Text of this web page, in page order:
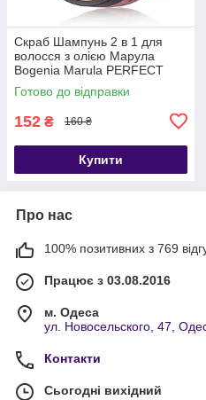
Скраб Шампунь 2 в 1 для
волосся з олією Марула
Bogenia Marula PERFECT
CLEAN 2-IN-1 SCALP SCRUB
+ SHAMPOO BG403
Готово до відправки
152 ₴ 160 ₴
Купити
Про нас
100% позитивних з 769
Працює з 03.08.2016
м. Одеса
ул. Новосельского, 47,
Контакти
Сьогодні вихідний